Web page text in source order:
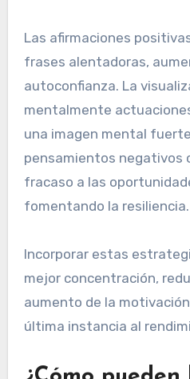
Las afirmaciones
frases alentadoras,
autoconfianza. La
mentalmente
una imagen mental
pensamientos negativos
fracaso a las
fomentando la resiliencia.
Incorporar estas
mejor concentración,
aumento de la
última instancia al